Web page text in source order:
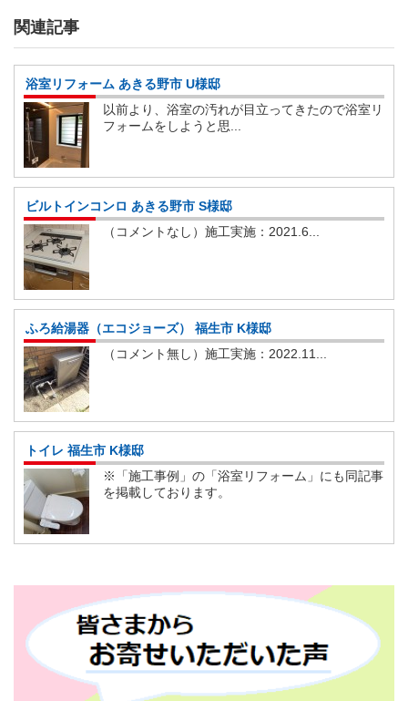
関連記事
浴室リフォーム あきる野市 U様邸
以前より、浴室の汚れが目立ってきたので浴室リ
フォームをしようと思...
ビルトインコンロ あきる野市 S様邸
（コメントなし）施工実施：2021.6...
ふろ給湯器（エコジョーズ） 福生市 K様邸
（コメント無し）施工実施：2022.11...
トイレ 福生市 K様邸
※「施工事例」の「浴室リフォーム」にも同記事
を掲載しております。